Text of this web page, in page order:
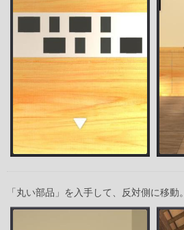
「丸い部品」を入手して、反対側に移動。